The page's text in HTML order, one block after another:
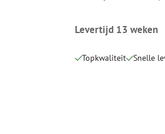
Verbruiksmaterialen Coax
Coax
Levertijd 13 weken
Topkwaliteit Snelle